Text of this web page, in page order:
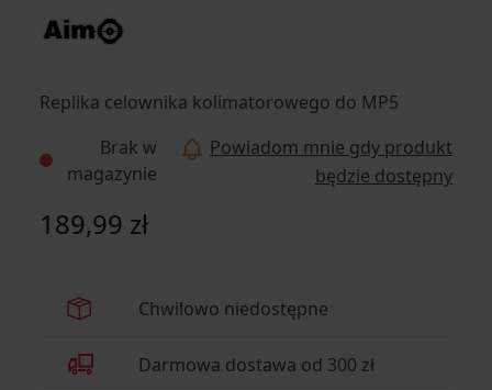
Replika celownika kolimatorowego do MP5
Brak w
magazynie
Powiadom mnie gdy produkt
będzie dostępny
189,99 zł
Chwilowo niedostępne
Darmowa dostawa od 300 zł